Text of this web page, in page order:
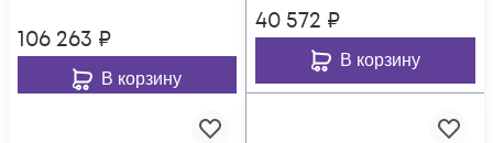
106 263 ₽
В корзину
40 572 ₽
В корзину